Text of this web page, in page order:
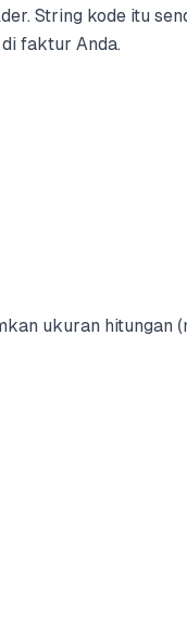
String kode itu
faktur Anda.
ukuran hitungan